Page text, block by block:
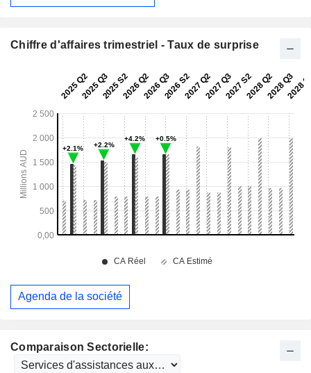
Comparaison Sectorielle:
Chiffre d'affaires trimestriel - Taux de surprise
Agenda de la société